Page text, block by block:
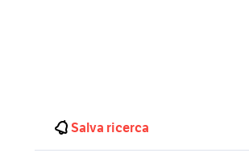
Salva ricerca